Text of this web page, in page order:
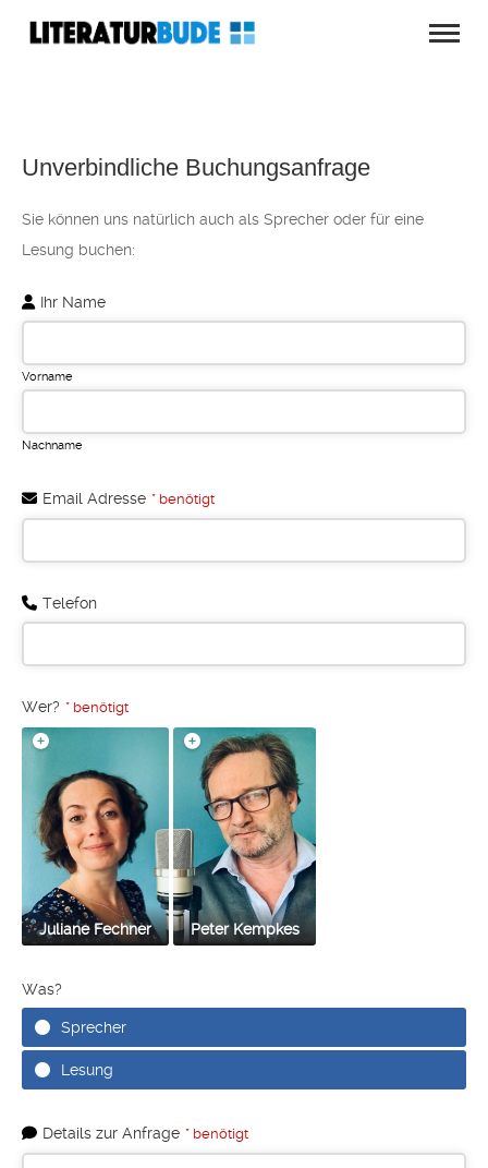
Unverbindliche Buchungsanfrage
Sie können uns natürlich auch als Sprecher oder für eine
Lesung buchen:
Ihr Name
Vorname
Nachname
Email *
Email Adresse * benötigt
Telefon
Wer? * benötigt
Juliane Fechner Peter Kempkes
Was?
Sprecher
Lesung
Details zur Anfrage * benötigt